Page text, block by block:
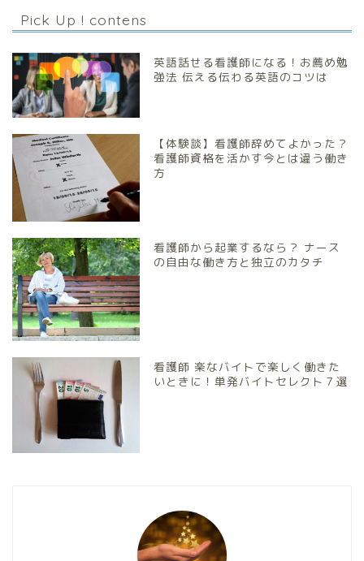
Pick Up ! contens
英語話せる看護師になる！お薦め勉
強法 伝える伝わる英語のコツは
【体験談】看護師辞めてよかった？
看護師資格を活かす今とは違う働き
方
看護師から起業するなら？ ナース
の自由な働き方と独立のカタチ
看護師 楽なバイトで楽しく働きた
いときに！単発バイトセレクト７選